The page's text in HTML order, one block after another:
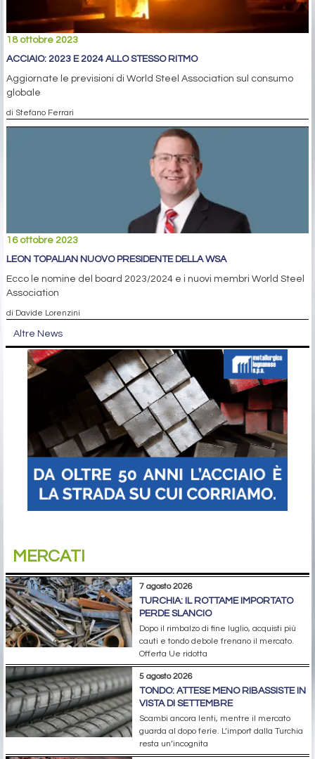
18 ottobre 2023
ACCIAIO: 2023 E 2024 ALLO STESSO RITMO
Aggiornate le previsioni di World Steel Association sul consumo
globale
di Stefano Ferrari
16 ottobre 2023
LEON TOPALIAN NUOVO PRESIDENTE DELLA WSA
Ecco le nomine del board 2023/2024 e i nuovi membri World Steel
Association
di Davide Lorenzini
Altre News
MERCATI
7 agosto 2026
TURCHIA: IL ROTTAME IMPORTATO
PERDE SLANCIO
Dopo il rimbalzo di fine luglio, acquisti più
cauti e tondo debole frenano il mercato.
Offerta Ue ridotta
5 agosto 2026
TONDO: ATTESE MENO RIBASSISTE IN
VISTA DI SETTEMBRE
Scambi ancora lenti, mentre il mercato
guarda al dopo ferie. L’import dalla Turchia
resta un’incognita